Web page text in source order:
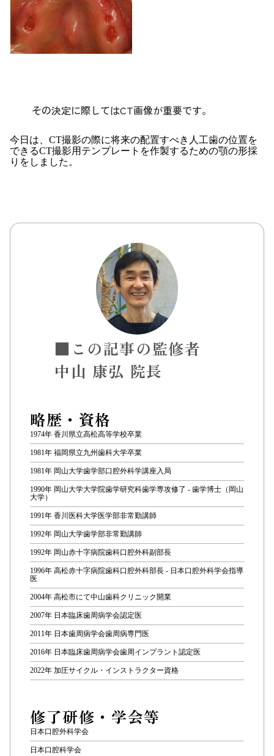
その決定に際してはCT画像が重要です。
今日は、CT撮影の際に将来の配置すべき人工歯の位置を
できるCT撮影用テンプレートを作製するための顎の形採
りをしました。
■この記事の監修者
中山 康弘 院長
略歴・資格
1974年 香川県立高松高等学校卒業
1981年 福岡県立九州歯科大学卒業
1981年 岡山大学歯学部口腔外科学講座入局
1990年 岡山大学大学院歯学研究科歯学専攻修了 - 歯学博士（岡山
大学）
1991年 香川医科大学医学部非常勤講師
1992年 岡山大学歯学部非常勤講師
1992年 岡山赤十字病院歯科口腔外科副部長
1996年 高松赤十字病院歯科口腔外科部長 - 日本口腔外科学会指導
医
2004年 高松市にて中山歯科クリニック開業
2007年 日本臨床歯周病学会認定医
2011年 日本歯周病学会歯周病専門医
2016年 日本臨床歯周病学会歯周インプラント認定医
2022年 加圧サイクル・インストラクター資格
修了研修・学会等
日本口腔外科学会
日本口腔科学会